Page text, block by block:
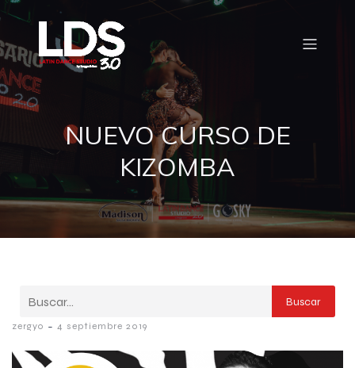
NUEVO CURSO DE
KIZOMBA
Buscar
zergyo - 4 septiembre 2019